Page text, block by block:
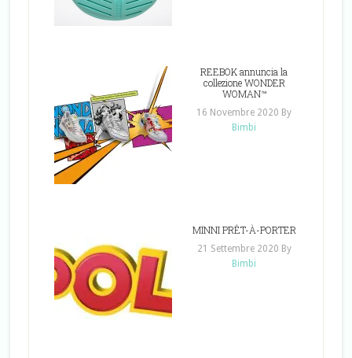
REEBOK annuncia la
collezione WONDER
WOMAN™
16 Novembre 2020 By
Bimbi
MINNI PRÊT-À-PORTER
21 Settembre 2020 By
Bimbi